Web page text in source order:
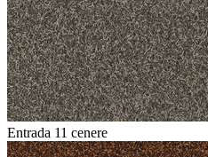
Entrada 11 cenere